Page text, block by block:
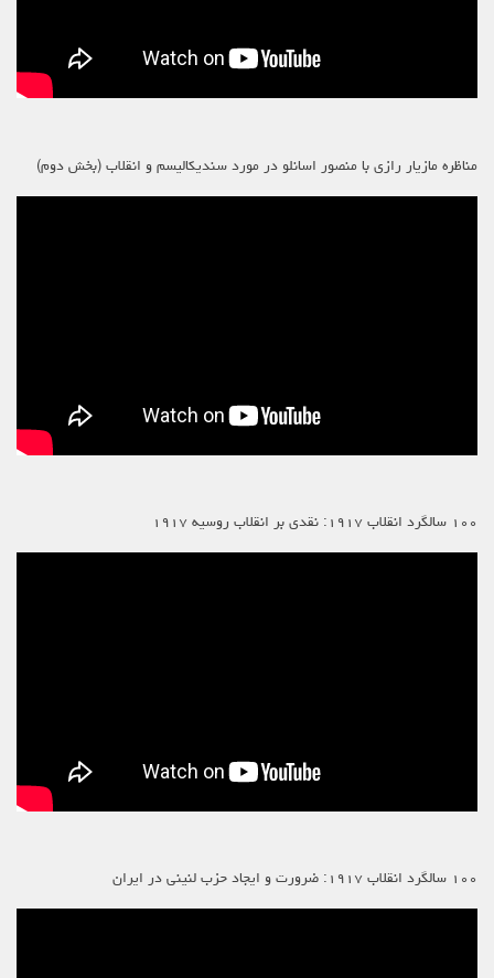
مناظره مازیار رازی با منصور اسانلو در مورد سندیکالیسم و انقلاب (بخش دوم)
۱۰۰ سالگرد انقلاب ۱۹۱۷: نقدی بر انقلاب روسیه ۱۹۱۷
۱۰۰ سالگرد انقلاب ۱۹۱۷: ضرورت و ایجاد حزب لنینی در ایران